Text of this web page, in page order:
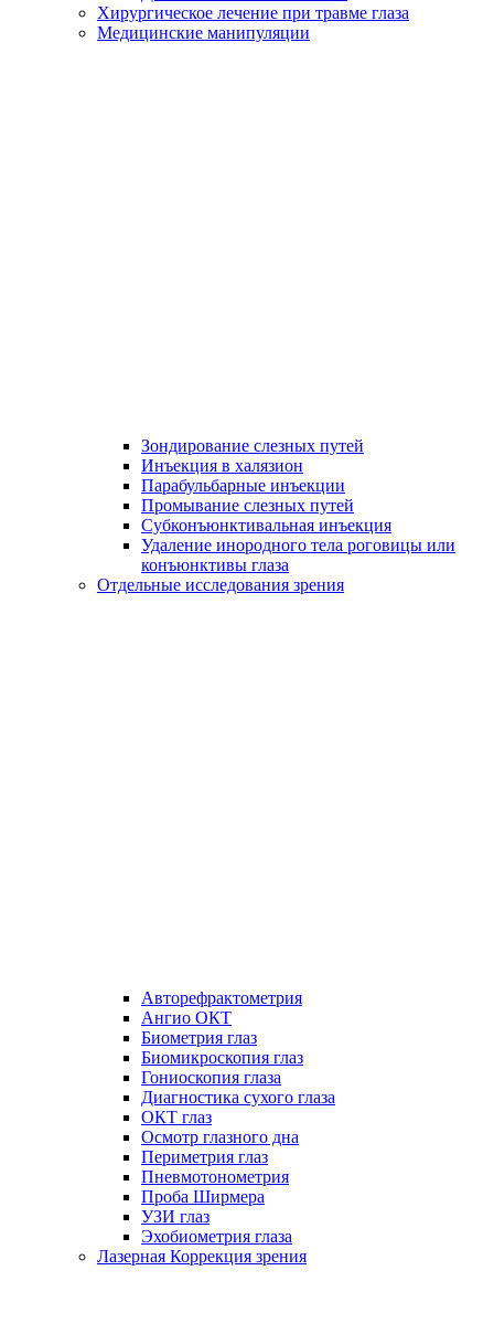
Хирургическое лечение при травме глаза
Медицинские манипуляции
Зондирование слезных путей
Инъекция в халязион
Парабульбарные инъекции
Промывание слезных путей
Субконъюнктивальная инъекция
Удаление инородного тела роговицы или
конъюнктивы глаза
Отдельные исследования зрения
Авторефрактометрия
Ангио ОКТ
Биометрия глаз
Биомикроскопия глаз
Гониоскопия глаза
Диагностика сухого глаза
ОКТ глаз
Осмотр глазного дна
Периметрия глаз
Пневмотонометрия
Проба Ширмера
УЗИ глаз
Эхобиометрия глаза
Лазерная Коррекция зрения